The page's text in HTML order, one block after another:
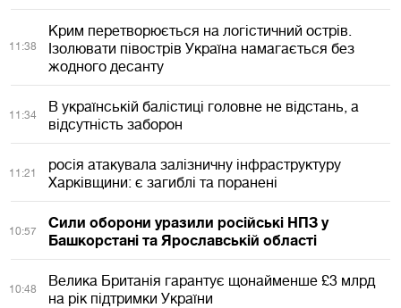
Крим перетворюється на логістичний острів.
Ізолювати півострів Україна намагається без
жодного десанту
11:38
В українській балістиці головне не відстань, а
відсутність заборон
11:34
росія атакувала залізничну інфраструктуру
Харківщини: є загиблі та поранені
11:21
Сили оборони уразили російські НПЗ у
Башкорстані та Ярославській області
10:57
Велика Британія гарантує щонайменше £3 млрд
на рік підтримки України
10:48